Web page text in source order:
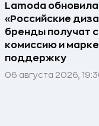
Lamoda
«Российские
бренды получат
комиссию и
поддержку
06 августа 2026,